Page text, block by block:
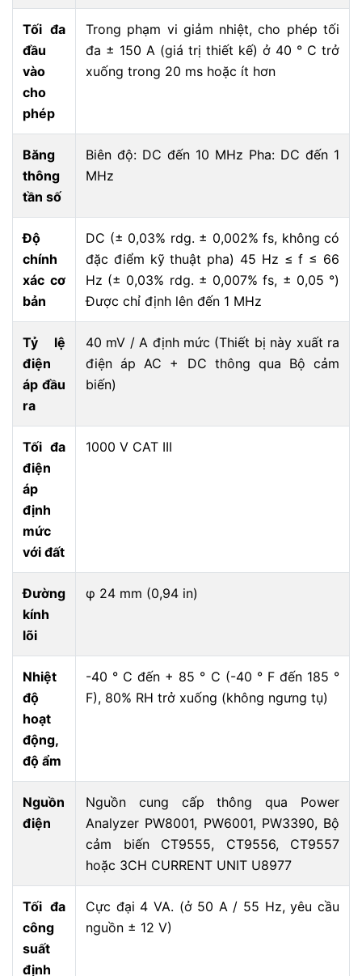
Tối đa
đầu
vào
cho
phép
Trong phạm vi giảm nhiệt, cho phép tối
đa ± 150 A (giá trị thiết kế) ở 40 ° C trở
xuống trong 20 ms hoặc ít hơn
Băng
thông
tần số
Biên độ: DC đến 10 MHz Pha: DC đến 1
MHz
Độ
chính
xác cơ
bản
DC (± 0,03% rdg. ± 0,002% fs, không có
đặc điểm kỹ thuật pha) 45 Hz ≤ f ≤ 66
Hz (± 0,03% rdg. ± 0,007% fs, ± 0,05 °)
Được chỉ định lên đến 1 MHz
Tỷ lệ
điện
áp đầu
ra
40 mV / A định mức (Thiết bị này xuất ra
điện áp AC + DC thông qua Bộ cảm
biến)
Tối đa
điện
áp
định
mức
với đất
1000 V CAT III
Đường
kính
lõi
φ 24 mm (0,94 in)
Nhiệt
độ
hoạt
động,
độ ẩm
-40 ° C đến + 85 ° C (-40 ° F đến 185 °
F), 80% RH trở xuống (không ngưng tụ)
Nguồn
điện
Nguồn cung cấp thông qua Power
Analyzer PW8001, PW6001, PW3390, Bộ
cảm biến CT9555, CT9556, CT9557
hoặc 3CH CURRENT UNIT U8977
Tối đa
công
suất
định
Cực đại 4 VA. (ở 50 A / 55 Hz, yêu cầu
nguồn ± 12 V)